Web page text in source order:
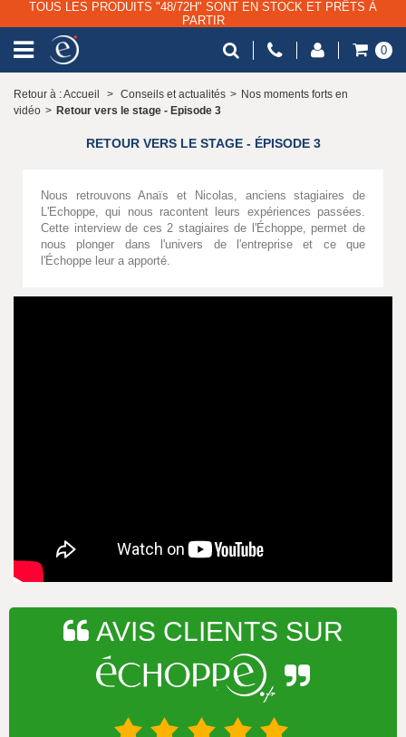
TOUS LES PRODUITS "48/72H" SONT EN STOCK ET PRÊTS À
PARTIR
0
Retour à : Accueil > Conseils et actualités > Nos moments forts en
vidéo > Retour vers le stage - Episode 3
RETOUR VERS LE STAGE - ÉPISODE 3
Nous retrouvons Anaïs et Nicolas, anciens stagiaires de
L'Echoppe, qui nous racontent leurs expériences passées.
Cette interview de ces 2 stagiaires de l'Échoppe, permet de
nous plonger dans l'univers de l'entreprise et ce que
l'Échoppe leur a apporté.